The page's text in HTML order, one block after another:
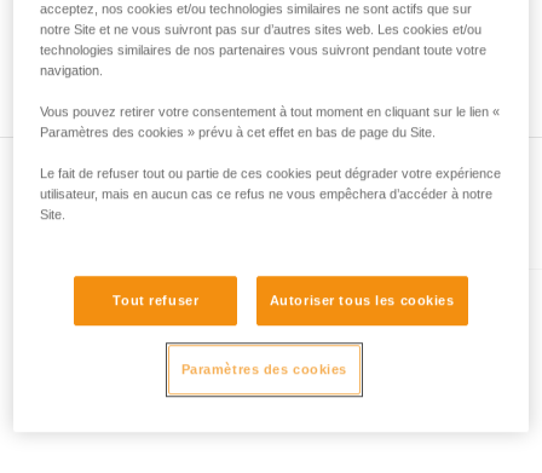
la manipulation, seul, en toute sécurité, avant
de la reproduire en autonomie.
Nous donnons des exemples de techniques
que nous ne décrivons pas ici.
LEOPARD
Crampons ultra légers pour le
ski de randonnée et les
approches sur neige
acceptez, nos cookies et/ou technologies similaires ne sont actifs que sur
notre Site et ne vous suivront pas sur d’autres sites web. Les cookies et/ou
technologies similaires de nos partenaires vous suivront pendant toute votre
navigation.
Vous pouvez retirer votre consentement à tout moment en cliquant sur le lien «
Paramètres des cookies » prévu à cet effet en bas de page du Site.
Le fait de refuser tout ou partie de ces cookies peut dégrader votre expérience
utilisateur, mais en aucun cas ce refus ne vous empêchera d’accéder à notre
Site.
Tout refuser Autoriser tous les cookies
Paramètres des cookies